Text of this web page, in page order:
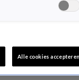
Alle cookies accepteren